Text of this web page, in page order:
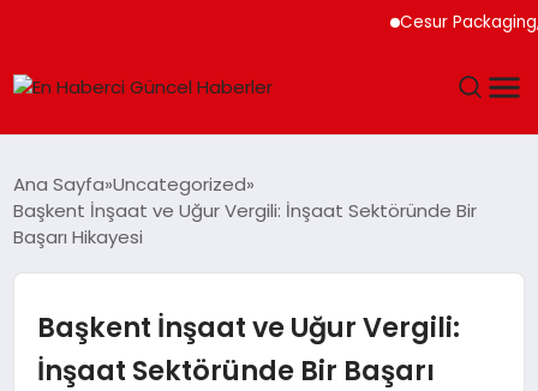
Cesur Packaging,
SPOR
TEKNOLOJI
Ana Sayfa Uncategorized
Başkent İnşaat ve Uğur Vergili: İnşaat Sektöründe Bir
Başarı Hikayesi
Başkent İnşaat ve Uğur Vergili:
İnşaat Sektöründe Bir Başarı